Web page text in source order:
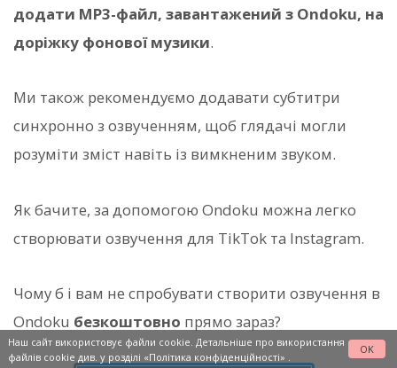
додати MP3-файл, завантажений з Ondoku, на
доріжку фонової музики.
Ми також рекомендуємо додавати субтитри
синхронно з озвученням, щоб глядачі могли
розуміти зміст навіть із вимкненим звуком.
Як бачите, за допомогою Ondoku можна легко
створювати озвучення для TikTok та Instagram.
Чому б і вам не спробувати створити озвучення в
Ondoku безкоштовно прямо зараз?
Наш сайт використовує файли cookie. Детальніше про використання
файлів cookie див. у розділі «Політика конфіденційності»
OK